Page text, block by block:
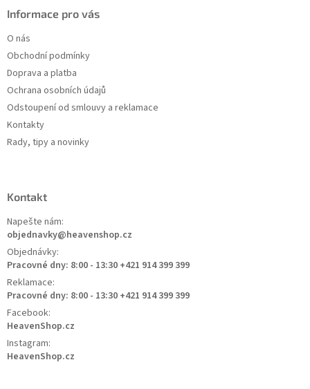
Informace pro vás
O nás
Obchodní podmínky
Doprava a platba
Ochrana osobních údajů
Odstoupení od smlouvy a reklamace
Kontakty
Rady, tipy a novinky
Kontakt
Napešte nám:
objednavky@heavenshop.cz
Objednávky:
Pracovné dny: 8:00 - 13:30 +421 914 399 399
Reklamace:
Pracovné dny: 8:00 - 13:30 +421 914 399 399
Facebook:
HeavenShop.cz
Instagram:
HeavenShop.cz